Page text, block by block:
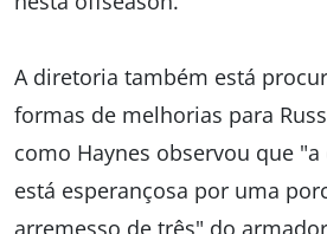
A diretoria também está
formas de melhorias para
como Haynes observou que
está esperançosa por uma
arremesso de três" do